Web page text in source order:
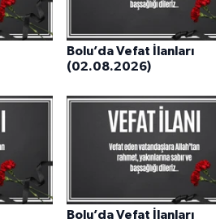
Bolu’da Vefat İlanları
(02.08.2026)
Bolu’da Vefat İlanları